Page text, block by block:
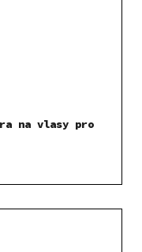
na vlasy pro